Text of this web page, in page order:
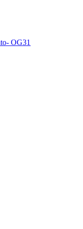
OG31